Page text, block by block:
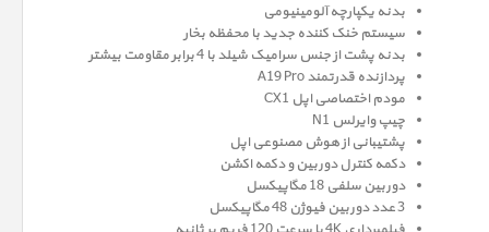
بدنه یکپارچه آلومینیومی
سیستم خنک کننده جدید با محفظه بخار
بدنه پشت از جنس سرامیک شیلد با 4 برابر مقاومت بیشتر
پردازنده قدرتمند A19 Pro
مودم اختصاصی اپل CX1
چیپ وایرلس N1
پشتیبانی از هوش مصنوعی اپل
دکمه کنترل دوربین و دکمه اکشن
دوربین سلفی 18 مگاپیکسل
3 عدد دوربین فیوژن 48 مگاپیکسل